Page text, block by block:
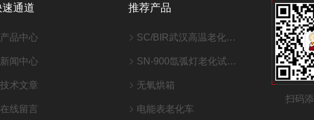
速通道
产品中心
新闻中心
技术文章
在线留言
推荐产品
SC/BIR武汉高温老化室/老化房
SN-900氙弧灯老化试验箱
无氧烘箱
电能表老化车
扫码